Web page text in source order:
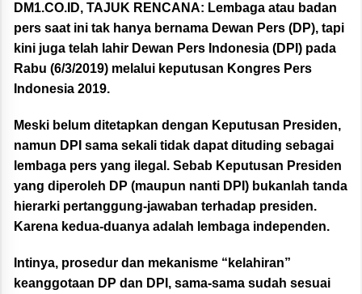
DM1.CO.ID, TAJUK RENCANA: Lembaga atau badan
pers saat ini tak hanya bernama Dewan Pers (DP), tapi
kini juga telah lahir Dewan Pers Indonesia (DPI) pada
Rabu (6/3/2019) melalui keputusan Kongres Pers
Indonesia 2019.
Meski belum ditetapkan dengan Keputusan Presiden,
namun DPI sama sekali tidak dapat dituding sebagai
lembaga pers yang ilegal. Sebab Keputusan Presiden
yang diperoleh DP (maupun nanti DPI) bukanlah tanda
hierarki pertanggung-jawaban terhadap presiden.
Karena kedua-duanya adalah lembaga independen.
Intinya, prosedur dan mekanisme “kelahiran”
keanggotaan DP dan DPI, sama-sama sudah sesuai